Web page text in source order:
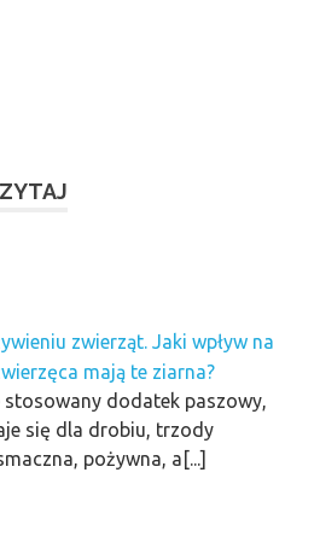
zwierząt. Jaki wpływ na
mają te ziarna?
dodatek paszowy,
się dla drobiu, trzody
pożywna, a[...]